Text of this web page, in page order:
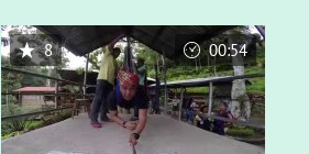
8 00:54